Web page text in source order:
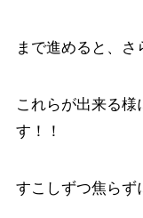
まで進めると、さ
これらが出来る様
す！！
すこしずつ焦らず